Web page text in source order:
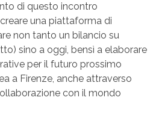
di questo incontro
una piattaforma di
non tanto un bilancio su
sino a oggi, bensì a elaborare
per il futuro prossimo
a Firenze, anche attraverso
con il mondo